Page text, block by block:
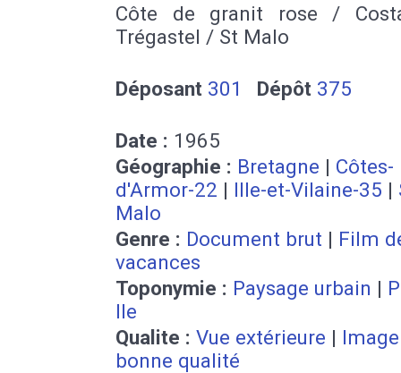
Côte de granit rose /
Trégastel / St Malo
Déposant 301 Dépôt 375
Date : 1965
Géographie : Bretagne | Côtes-
d'Armor-22 | Ille-et-Vilaine-35 |
Malo
Genre : Document brut | Film
vacances
Toponymie : Paysage urbain |
Ile
Qualite : Vue extérieure |
bonne qualité